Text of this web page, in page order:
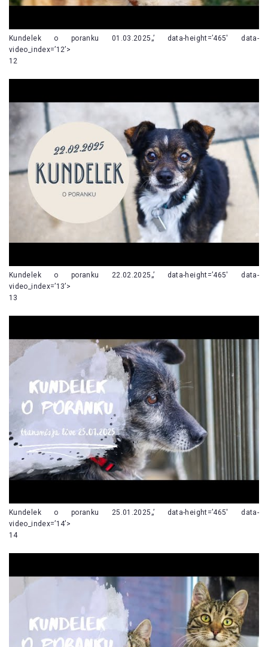
Kundelek o poranku 01.03.2025„’ data-height=’465′ data-
video_index=’12’>
12
Kundelek o poranku 22.02.2025„’ data-height=’465′ data-
video_index=’13’>
13
Kundelek o poranku 25.01.2025„’ data-height=’465′ data-
video_index=’14’>
14